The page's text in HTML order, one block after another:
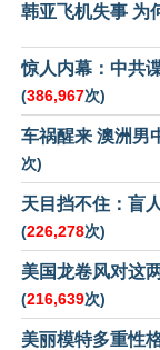
韩亚飞机失事 为
惊人内幕：中共
(386,967次)
车祸醒来 澳洲男
次)
天目挡不住：盲
(226,278次)
美国龙卷风对这
(216,639次)
美丽模特多重性